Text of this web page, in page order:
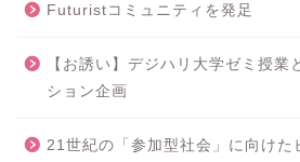
Futuristコミュニティを発足
【お誘い】デジハリ大学ゼミ授業
ション企画
21世紀の「参加型社会」に向けた